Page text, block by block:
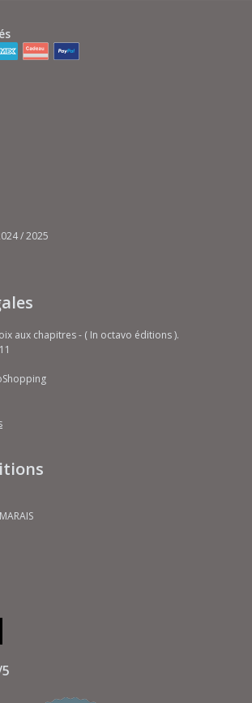
/ 2025
aux chapitres - ( In octavo éditions ).